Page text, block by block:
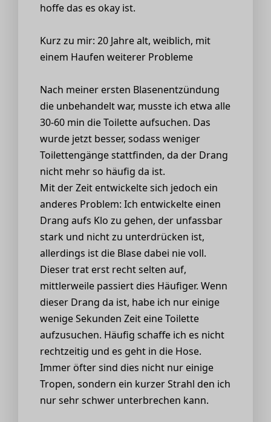
hoffe das es okay ist.
Kurz zu mir: 20 Jahre alt, weiblich, mit
einem Haufen weiterer Probleme
Nach meiner ersten Blasenentzündung
die unbehandelt war, musste ich etwa alle
30-60 min die Toilette aufsuchen. Das
wurde jetzt besser, sodass weniger
Toilettengänge stattfinden, da der Drang
nicht mehr so häufig da ist.
Mit der Zeit entwickelte sich jedoch ein
anderes Problem: Ich entwickelte einen
Drang aufs Klo zu gehen, der unfassbar
stark und nicht zu unterdrücken ist,
allerdings ist die Blase dabei nie voll.
Dieser trat erst recht selten auf,
mittlerweile passiert dies Häufiger. Wenn
dieser Drang da ist, habe ich nur einige
wenige Sekunden Zeit eine Toilette
aufzusuchen. Häufig schaffe ich es nicht
rechtzeitig und es geht in die Hose.
Immer öfter sind dies nicht nur einige
Tropen, sondern ein kurzer Strahl den ich
nur sehr schwer unterbrechen kann.